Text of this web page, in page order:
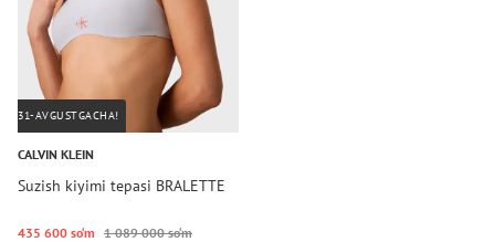
31-AVGUSTGACHA!
CALVIN KLEIN
Suzish kiyimi tepasi BRALETTE
435 600 so‘m 1 089 000 so‘m